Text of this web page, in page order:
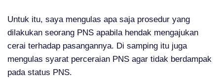
Untuk itu, saya mengulas apa saja prosedur yang
dilakukan seorang PNS apabila hendak mengajukan
cerai terhadap pasangannya. Di samping itu juga
mengulas syarat perceraian PNS agar tidak berdampak
pada status PNS.